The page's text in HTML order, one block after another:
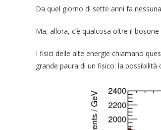
Da quel giorno di sette anni fa
Ma, allora, c’è qualcosa oltre il bosone
I fisici delle alte energie chiamano
grande paura di un fisico: la